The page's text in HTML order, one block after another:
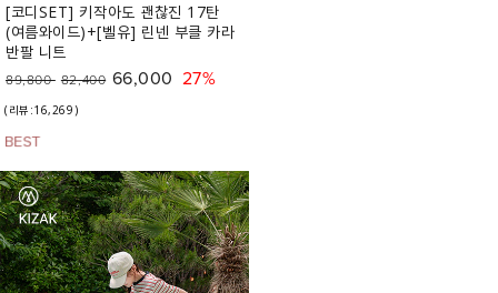
[코디SET] 키작아도 괜찮진 17탄
(여름와이드)+[벨유] 린넨 부클 카라
반팔 니트
89,800 82,400 66,000 27%
(리뷰:16,269)